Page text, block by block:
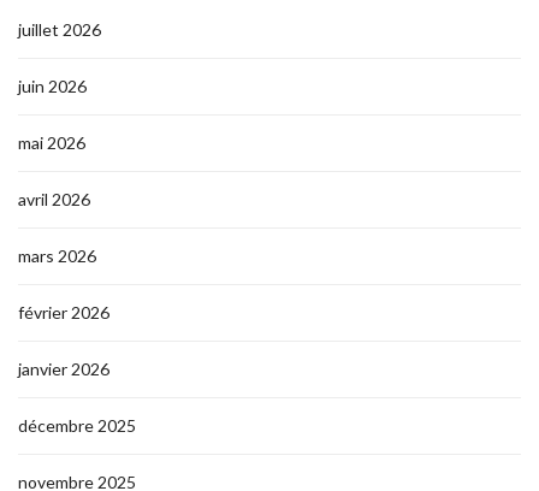
juillet 2026
juin 2026
mai 2026
avril 2026
mars 2026
février 2026
janvier 2026
décembre 2025
novembre 2025